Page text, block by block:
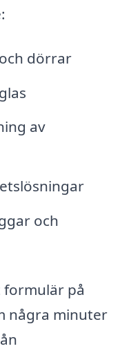
dörrar
av
och
formulär på
några minuter